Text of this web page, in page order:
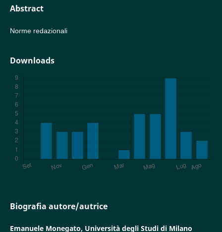
Abstract
Norme redazionali
Downloads
Biografia autore/autrice
Emanuele Monegato, Università degli Studi di Milano